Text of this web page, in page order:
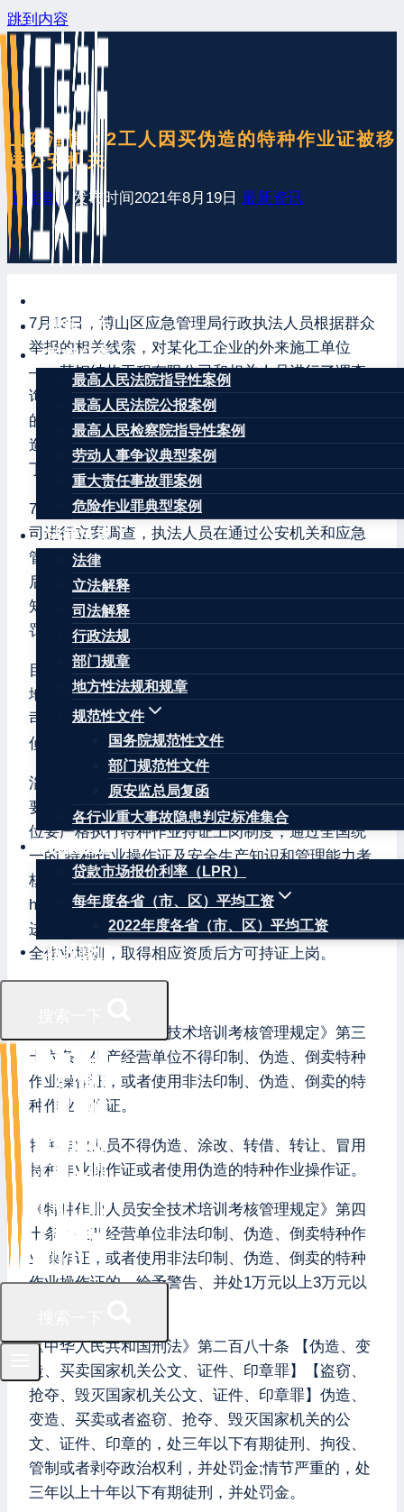
跳到内容
最新发布
案例分享
最高人民法院指导性案例
最高人民法院公报案例
最高人民检察院指导性案例
劳动人事争议典型案例
重大责任事故罪案例
危险作业罪典型案例
法律法规
法律
立法解释
司法解释
行政法规
部门规章
地方性法规和规章
规范性文件
国务院规范性文件
部门规范性文件
原安监总局复函
各行业重大事故隐患判定标准集合
权威数据
贷款市场报价利率（LPR）
每年度各省（市、区）平均工资
2022年度各省（市、区）平均工资
联系我们
山东淄博：2工人因买伪造的特种作业证被移
送公安机关
王康律师 发布时间2021年8月19日 最新资讯
7月13日，博山区应急管理局行政执法人员根据群众
举报的相关线索，对某化工企业的外来施工单位
——某钢结构工程有限公司和相关人员进行了调查
询问。执法人员经过多次调查取证，以及严密合法
的证据采集，证实该钢结构工程有限公司买卖了伪
造的特种作业操作证，并交于该公司员工唐某某、
丁某使用。
7月15日，博山区应急管理局对该钢结构工程有限公
司进行立案调查，执法人员在通过公安机关和应急
管理部特种作业操作证查询平台确认企业违法事实
后，依法对该公司作出了2.9万元罚款的行政处罚告
知，对该公司员工唐某某和丁某分别作出0.15万元
罚款的行政处罚告知。
目前，博山区应急管理局已将该案件依法移送至属
地公安机关。对于买卖假证的某钢结构工程有限公
司负责人刘某涉嫌犯罪的行为，公安机关正在全力
侦查中。
淄博市应急管理局提醒广大企业，特种作业操作证
要经过严格的培训、考试才能获取。各生产经营单
位要严格执行特种作业持证上岗制度，通过全国统
一的“特种作业操作证及安全生产知识和管理能力考
核合格信息查询平台”（网址为
http://cx.mem.gov.cn/）对本单位特种作业人员证书
进行真伪核验；特种作业人员要认真参加专门的安
全作业培训，取得相应资质后方可持证上岗。
《特种作业人员安全技术培训考核管理规定》第三
十六条：生产经营单位不得印制、伪造、倒卖特种
作业操作证，或者使用非法印制、伪造、倒卖的特
种作业操作证。
特种作业人员不得伪造、涂改、转借、转让、冒用
特种作业操作证或者使用伪造的特种作业操作证。
《特种作业人员安全技术培训考核管理规定》第四
十条：生产经营单位非法印制、伪造、倒卖特种作
业操作证，或者使用非法印制、伪造、倒卖的特种
作业操作证的，给予警告、并处1万元以上3万元以
《中华人民共和国刑法》第二百八十条 【伪造、变
造、买卖国家机关公文、证件、印章罪】【盗窃、
抢夺、毁灭国家机关公文、证件、印章罪】伪造、
变造、买卖或者盗窃、抢夺、毁灭国家机关的公
文、证件、印章的，处三年以下有期徒刑、拘役、
管制或者剥夺政治权利，并处罚金;情节严重的，处
三年以上十年以下有期徒刑，并处罚金。